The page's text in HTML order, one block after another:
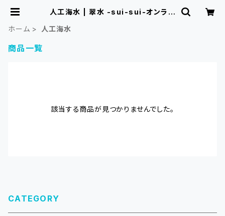
人工海水 | 翠水 -sui-sui-オンライ
ホーム
人工海水
商品一覧
該当する商品が見つかりませんでした。
CATEGORY